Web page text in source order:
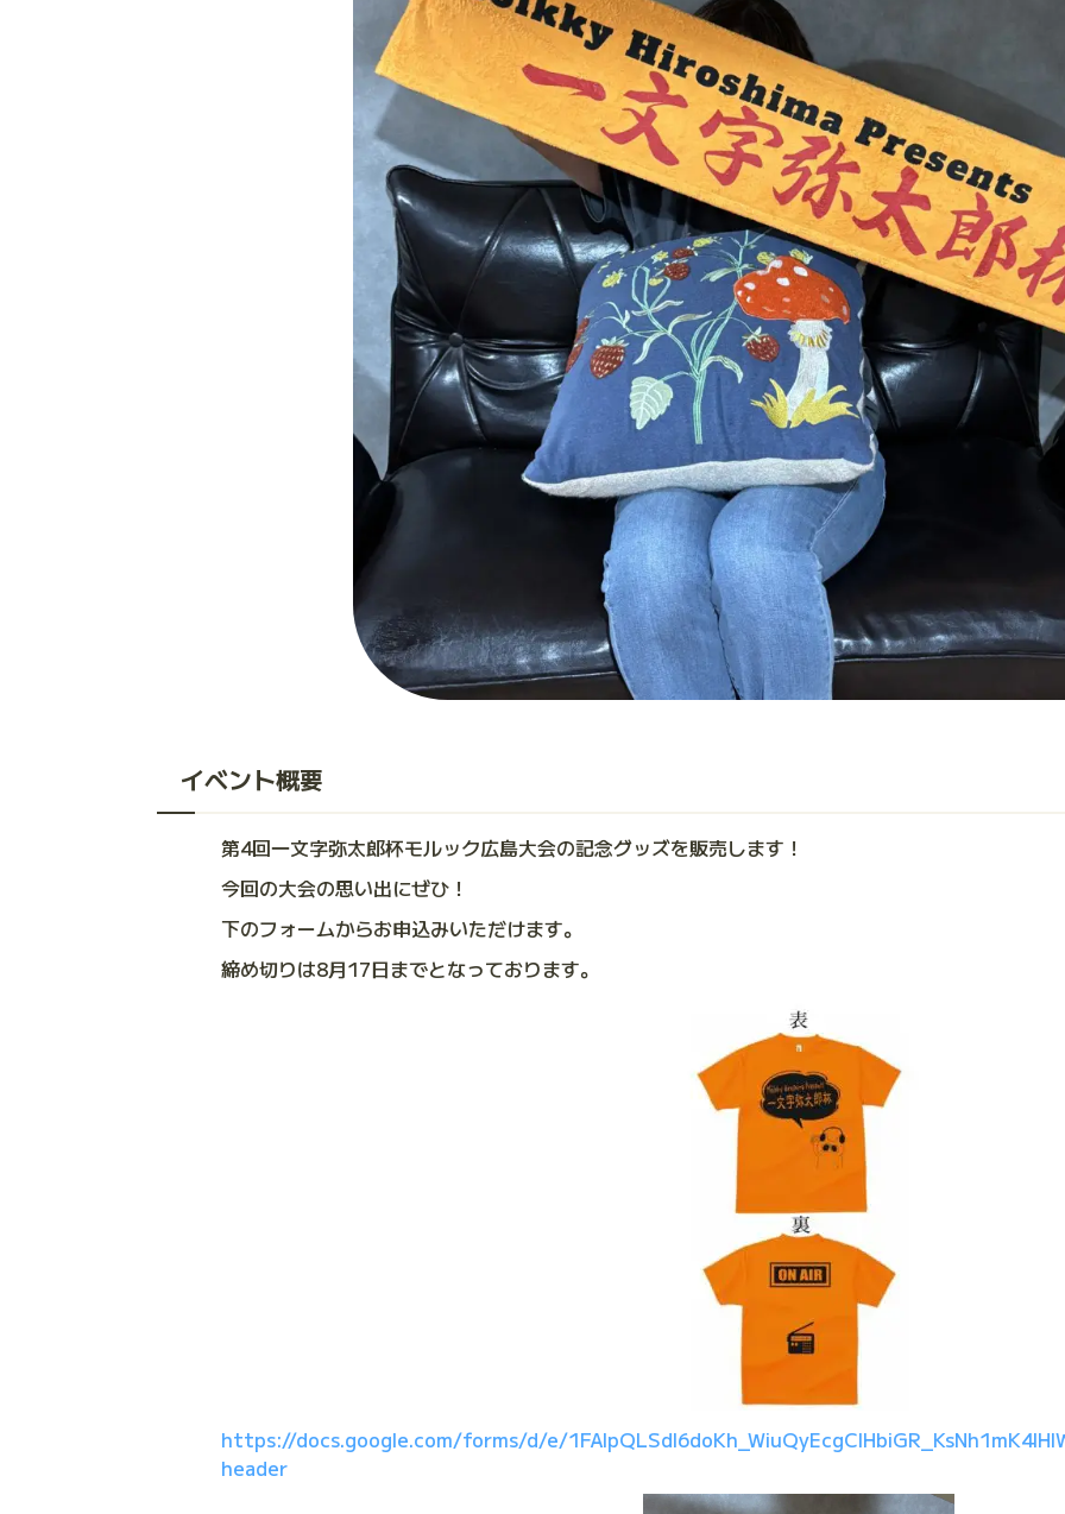
イベント概要
第4回一文字弥太郎杯モルック広島大会の記念グッズを販売します！
今回の大会の思い出にぜひ！
下のフォームからお申込みいただけます。
締め切りは8月17日までとなっております。
https://docs.google.com/forms/d/e/
header